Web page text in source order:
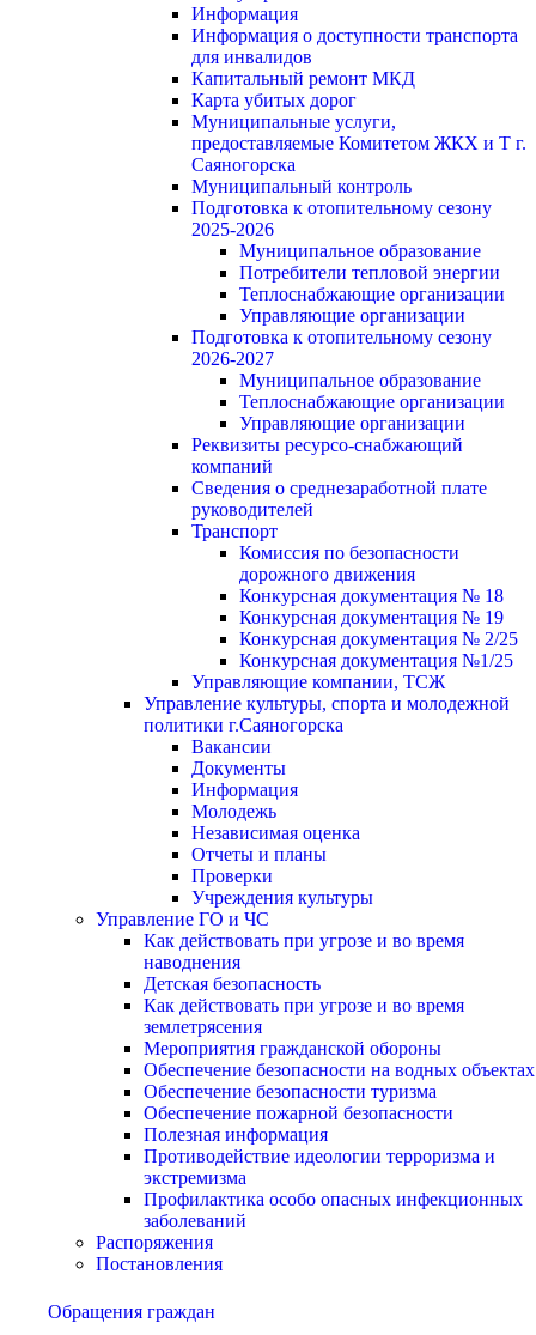
Информация
Информация о доступности транспорта
для инвалидов
Капитальный ремонт МКД
Карта убитых дорог
Муниципальные услуги,
предоставляемые Комитетом ЖКХ и Т г.
Саяногорска
Муниципальный контроль
Подготовка к отопительному сезону
2025-2026
Муниципальное образование
Потребители тепловой энергии
Теплоснабжающие организации
Управляющие организации
Подготовка к отопительному сезону
2026-2027
Муниципальное образование
Теплоснабжающие организации
Управляющие организации
Реквизиты ресурсо-снабжающий
компаний
Сведения о среднезаработной плате
руководителей
Транспорт
Комиссия по безопасности
дорожного движения
Конкурсная документация № 18
Конкурсная документация № 19
Конкурсная документация № 2/25
Конкурсная документация №1/25
Управляющие компании, ТСЖ
Управление культуры, спорта и молодежной
политики г.Саяногорска
Вакансии
Документы
Информация
Молодежь
Независимая оценка
Отчеты и планы
Проверки
Учреждения культуры
Управление ГО и ЧС
Как действовать при угрозе и во время
наводнения
Детская безопасность
Как действовать при угрозе и во время
землетрясения
Мероприятия гражданской обороны
Обеспечение безопасности на водных объектах
Обеспечение безопасности туризма
Обеспечение пожарной безопасности
Полезная информация
Противодействие идеологии терроризма и
экстремизма
Профилактика особо опасных инфекционных
заболеваний
Распоряжения
Постановления
Обращения граждан